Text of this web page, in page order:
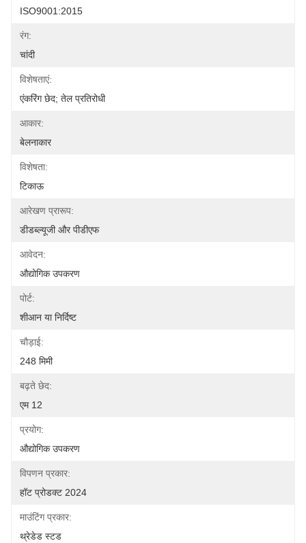
ISO9001:2015
रंग:
चांदी
विशेषताएं:
एंकरिंग छेद; तेल प्रतिरोधी
आकार:
बेलनाकार
विशेषता:
टिकाऊ
आरेखण प्रारूप:
डीडब्ल्यूजी और पीडीएफ
आवेदन:
औद्योगिक उपकरण
पोर्ट:
शीआन या निर्दिष्ट
चौड़ाई:
248 मिमी
बढ़ते छेद:
एम 12
प्रयोग:
औद्योगिक उपकरण
विपणन प्रकार:
हॉट प्रोडक्ट 2024
माउंटिंग प्रकार:
थ्रेडेड स्टड